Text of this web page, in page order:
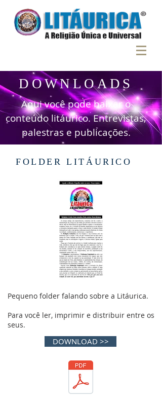
DOWNLOADS
Aqui você pode baixar o
conteúdo litáurico. Entrevistas,
palestras e publicações.
FOLDER LITÁURICO
Pequeno folder falando sobre a Litáurica.
Para você ler, imprimir e distribuir entre os
seus.
DOWNLOAD >>